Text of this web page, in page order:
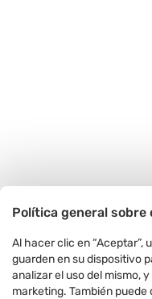
Política general sobre
Al hacer clic en “Aceptar”,
guarden en su dispositivo
analizar el uso del mismo,
marketing. También puede